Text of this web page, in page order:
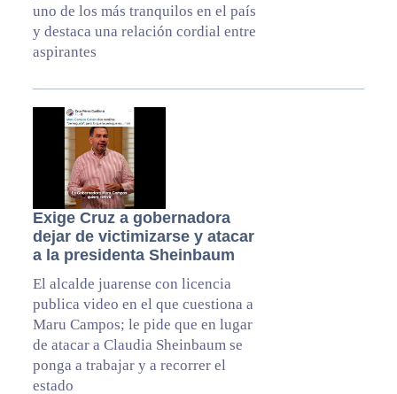
uno de los más tranquilos en el país
y destaca una relación cordial entre
aspirantes
Exige Cruz a gobernadora
dejar de victimizarse y atacar
a la presidenta Sheinbaum
El alcalde juarense con licencia
publica video en el que cuestiona a
Maru Campos; le pide que en lugar
de atacar a Claudia Sheinbaum se
ponga a trabajar y a recorrer el
estado